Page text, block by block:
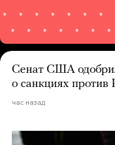
Сенат США
о санкциях против
час назад